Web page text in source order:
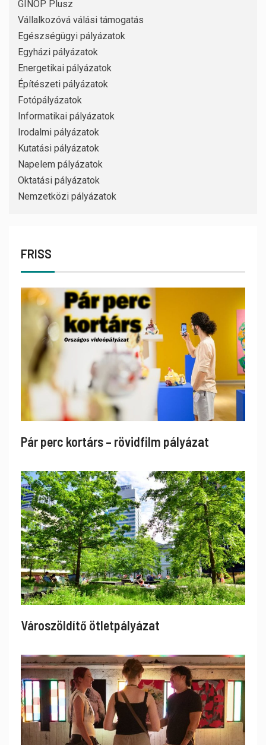
GINOP Plusz
Vállalkozóvá válási támogatás
Egészségügyi pályázatok
Egyházi pályázatok
Energetikai pályázatok
Építészeti pályázatok
Fotópályázatok
Informatikai pályázatok
Irodalmi pályázatok
Kutatási pályázatok
Napelem pályázatok
Oktatási pályázatok
Nemzetközi pályázatok
FRISS
Pár perc kortárs – rövidfilm pályázat
Városzöldítő ötletpályázat